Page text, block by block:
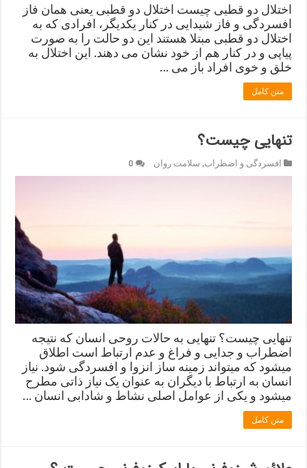
اختلال دو قطبی چیست اختلال دو قطبی یعنی همان فاز
افسردگی و فاز شیدایی در کنار یکدیگر، افرادی که به
اختلال دو قطبی مبتلا هستند این دو حالت را به صورت
پیاپی و در کنار هم از خود نشان می دهند. این اختلال به
خلق و خوی افراد باز می …
متن کامل
تنهایی چیست؟
افسردگی و اضطراب, سلامت روان 0
تنهایی چیست؟ تنهایی به حالات روحی انسان که نتیجه
اضطراب و جدایی و فراغ و عدم ارتباط است اطلاق
میشود که میتواند زمینه ساز انزوا و افسردگی شود. نیاز
انسان به ارتباط با دیگران به عنوان یک نیاز ذاتی مطرح
میشود و یکی از عوامل اصلی نشاط و شادابی انسان …
متن کامل